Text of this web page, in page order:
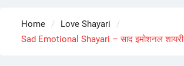
Home
Love Shayari
Sad Emotional Shayari – साद इमोशनल शायरी